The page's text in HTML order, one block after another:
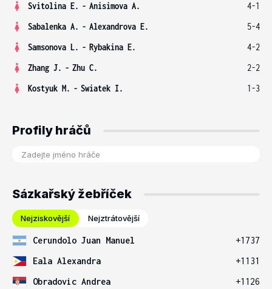
Svitolina E. - Anisimova A.
4-1
Sabalenka A. - Alexandrova E.
5-4
Samsonova L. - Rybakina E.
4-2
Zhang J. - Zhu C.
2-2
Kostyuk M. - Swiatek I. 1-3
Profily hráčů
Sázkařský žebříček
Nejziskovější Nejztrátovější
Cerundolo Juan Manuel
+1737
Eala Alexandra
+1131
Obradovic Andrea
+1126